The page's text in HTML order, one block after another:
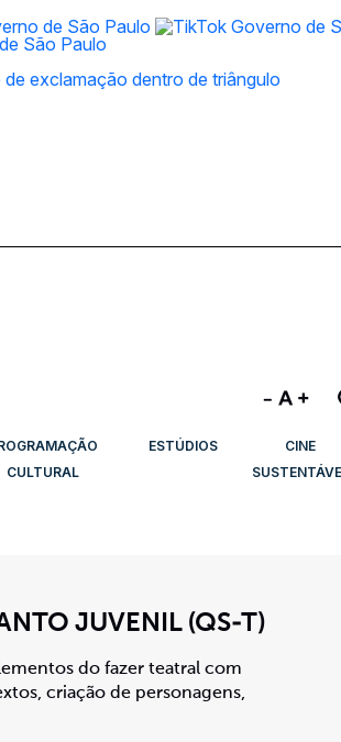
CULTURAL
ESTÚDIOS
CINE
JUVENIL (QS-T)
do fazer teatral com
criação de personagens,